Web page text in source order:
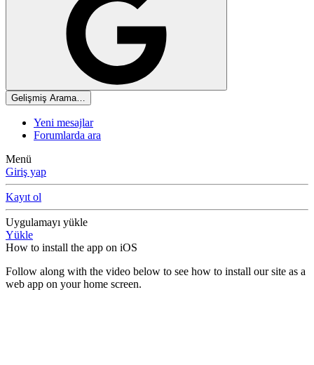
Gelişmiş Arama…
Yeni mesajlar
Forumlarda ara
Menü
Giriş yap
Kayıt ol
Uygulamayı yükle
Yükle
How to install the app on iOS
Follow along with the video below to see how to install our site as a
web app on your home screen.